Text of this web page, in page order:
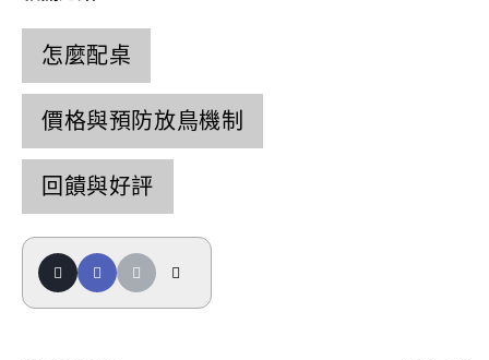
怎麼配桌
價格與預防放鳥機制
回饋與好評